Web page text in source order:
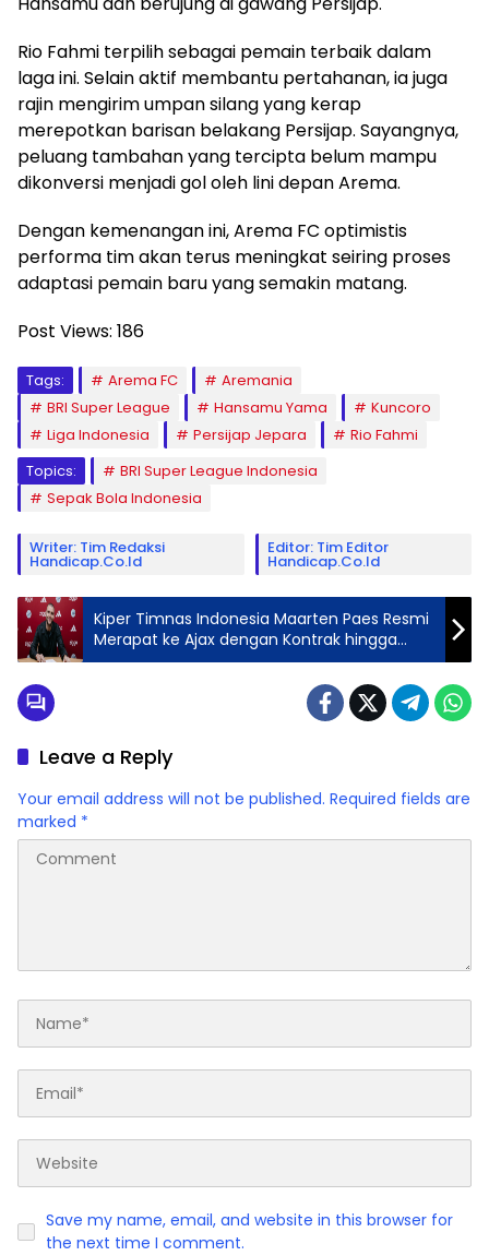
Rio Fahmi terpilih sebagai pemain terbaik dalam
laga ini. Selain aktif membantu pertahanan, ia juga
rajin mengirim umpan silang yang kerap
merepotkan barisan belakang Persijap. Sayangnya,
peluang tambahan yang tercipta belum mampu
dikonversi menjadi gol oleh lini depan Arema.
Dengan kemenangan ini, Arema FC optimistis
performa tim akan terus meningkat seiring proses
adaptasi pemain baru yang semakin matang.
Post Views: 186
Tags: Arema FC
Aremania
BRI Super League
Hansamu Yama
Kuncoro
Liga Indonesia
Persijap Jepara
Rio Fahmi
Topics:
BRI Super League Indonesia
Sepak Bola Indonesia
Writer: Tim Redaksi
Handicap.co.id
Editor: Tim Editor
Handicap.co.id
Kiper Timnas Indonesia Maarten Paes Resmi
Merapat ke Ajax dengan Kontrak hingga
2029
Leave a Reply
Your email address will not be published. Required fields are
marked *
Save my name, email, and website in this browser for
the next time I comment.